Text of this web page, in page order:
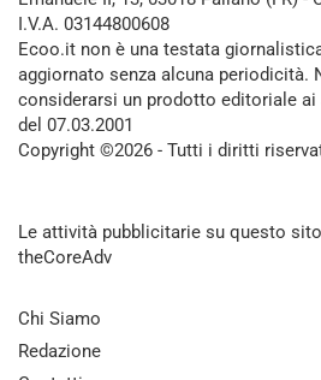
I.V.A. 03144800608
Ecoo.it non è una testata
aggiornato senza alcuna periodicità.
considerarsi un prodotto editoriale ai
del 07.03.2001
Copyright ©2026 - Tutti i diritti
Le attività pubblicitarie su questo
theCoreAdv
Chi Siamo
Redazione